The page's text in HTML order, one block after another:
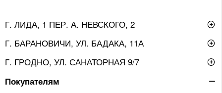
Г. ЛИДА, 1 ПЕР. А. НЕВСКОГО, 2
Г. БАРАНОВИЧИ, УЛ. БАДАКА, 11А
Г. ГРОДНО, УЛ. САНАТОРНАЯ 9/7
Покупателям